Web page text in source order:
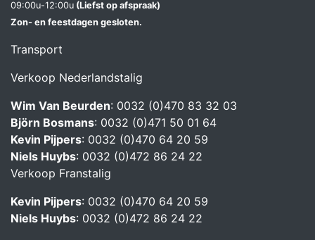
09:00u-12:00u (Liefst op afspraak)
Zon- en feestdagen gesloten.
Transport
Verkoop Nederlandstalig
Wim Van Beurden: 0032 (0)470 83 32 03
Björn Bosmans: 0032 (0)471 50 01 64
Kevin Pijpers: 0032 (0)470 64 20 59
Niels Huybs: 0032 (0)472 86 24 22
Verkoop Franstalig
Kevin Pijpers: 0032 (0)470 64 20 59
Niels Huybs: 0032 (0)472 86 24 22